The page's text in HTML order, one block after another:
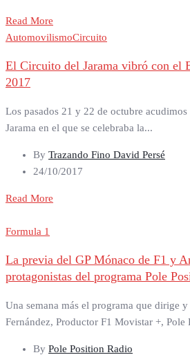
Read More
AutomovilismoCircuito
El Circuito del Jarama vibró con el
2017
Los pasados 21 y 22 de octubre
Jarama en el que se celebraba la...
By Trazando Fino David Persé
24/10/2017
Read More
Formula 1
La previa del GP Mónaco de F1 y
protagonistas del programa Pole
Una semana más el programa que dirige y
Fernández, Productor F1 Movistar +, Pole
By Pole Position Radio